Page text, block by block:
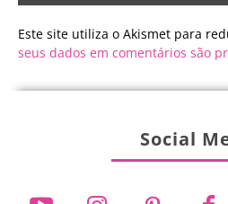
Este site utiliza o Akismet para
seus dados em comentários são
Social